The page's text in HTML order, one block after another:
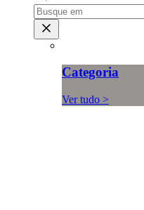
Categoria
Ver tudo >